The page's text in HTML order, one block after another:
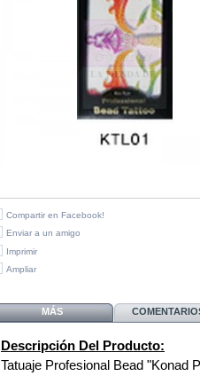
Compartir en Facebook!
Enviar a un amigo
Imprimir
Ampliar
MÁS
Descripción Del Producto:
Tatuaje Profesional Bead "Konad